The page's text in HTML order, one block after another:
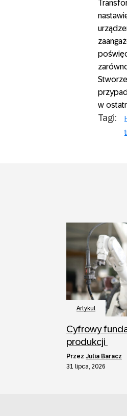
w
Tagi:
Artykul
Cyfrowy
produkcji
przez Julia Baracz
31 lipca, 2026